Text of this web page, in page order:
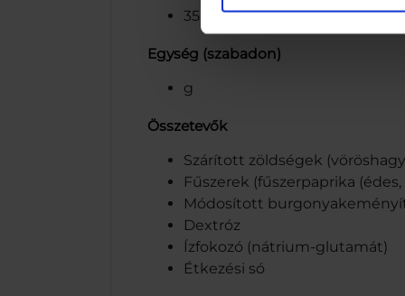
35
Egység (szabadon)
g
Összetevők
Szárított zöldségek
Fűszerek (fűszerpaprika
Módosított
Dextróz
Ízfokozó (nátrium-glutamát)
Étkezési só